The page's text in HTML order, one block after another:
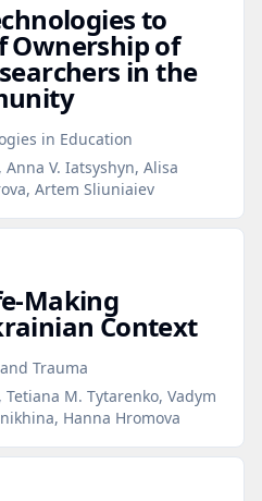
to
Ownership of
in the
in Education
V. Iatsyshyn, Alisa
Artem Sliuniaiev
Context
Trauma
M. Tytarenko, Vadym
Hanna Hromova